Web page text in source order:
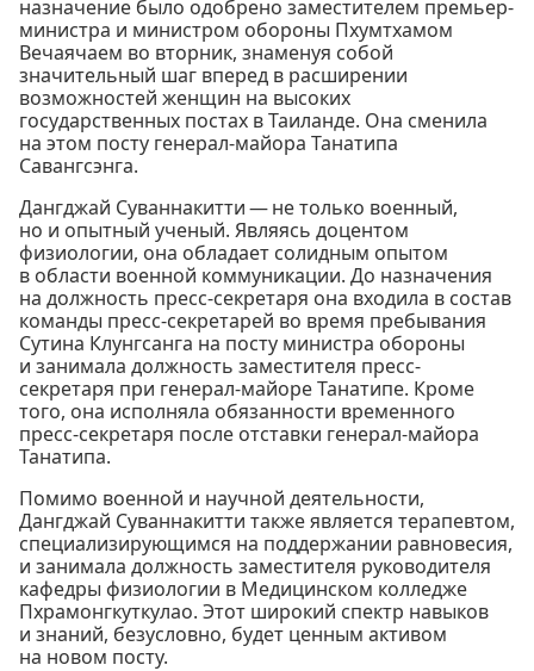
назначение было одобрено заместителем премьер-
министра и министром обороны Пхумтхамом
Вечаячаем во вторник, знаменуя собой
значительный шаг вперед в расширении
возможностей женщин на высоких
государственных постах в Таиланде. Она сменила
на этом посту генерал-майора Танатипа
Савангсэнга.
Дангджай Суваннакитти — не только военный,
но и опытный ученый. Являясь доцентом
физиологии, она обладает солидным опытом
в области военной коммуникации. До назначения
на должность пресс-секретаря она входила в состав
команды пресс-секретарей во время пребывания
Сутина Клунгсанга на посту министра обороны
и занимала должность заместителя пресс-
секретаря при генерал-майоре Танатипе. Кроме
того, она исполняла обязанности временного
пресс-секретаря после отставки генерал-майора
Танатипа.
Помимо военной и научной деятельности,
Дангджай Суваннакитти также является терапевтом,
специализирующимся на поддержании равновесия,
и занимала должность заместителя руководителя
кафедры физиологии в Медицинском колледже
Пхрамонгкуткулао. Этот широкий спектр навыков
и знаний, безусловно, будет ценным активом
на новом посту.